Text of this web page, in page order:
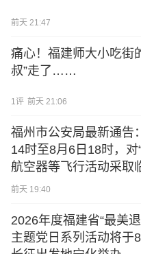
前天 21:47
痛心！福建师大小吃街
叔”走了……
1评 前天 21:06
福州市公安局最新通告
14时至8月6日18时，对
航空器等飞行活动采取
政措施
前天 19:40
2026年度福建省“最美
主题党日系列活动将于